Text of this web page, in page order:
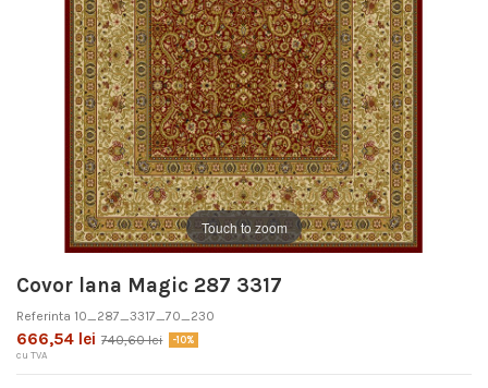
Touch to zoom
Covor lana Magic 287 3317
Referinta 10_287_3317_70_230
666,54 lei 740,60 lei -10%
cu TVA